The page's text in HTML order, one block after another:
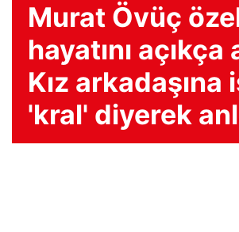
Murat Övüç
hayatını açıkça
Kız arkadaşına
'kral' diyerek